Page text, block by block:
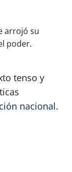
arrojó su
poder.
tenso y
nacional.